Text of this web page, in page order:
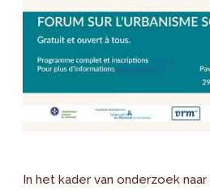
In het kader van onderzoek